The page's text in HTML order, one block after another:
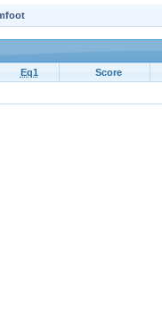
Eq1 Score